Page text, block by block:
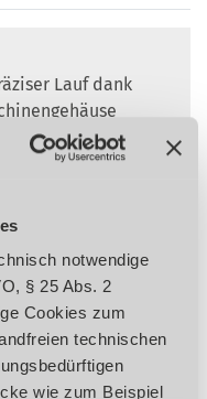
notwendige
§ 25 Abs. 2
Cookies zum
technischen
wie zum Beispiel
Lauf dank
und
mit
mit
verschiebbar
fahrbares